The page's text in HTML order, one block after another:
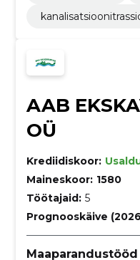
AAB
OÜ
Krediidiskoor:
Maineskoor: 1580
Töötajaid: 5
Prognooskäive
Maaparandustööd